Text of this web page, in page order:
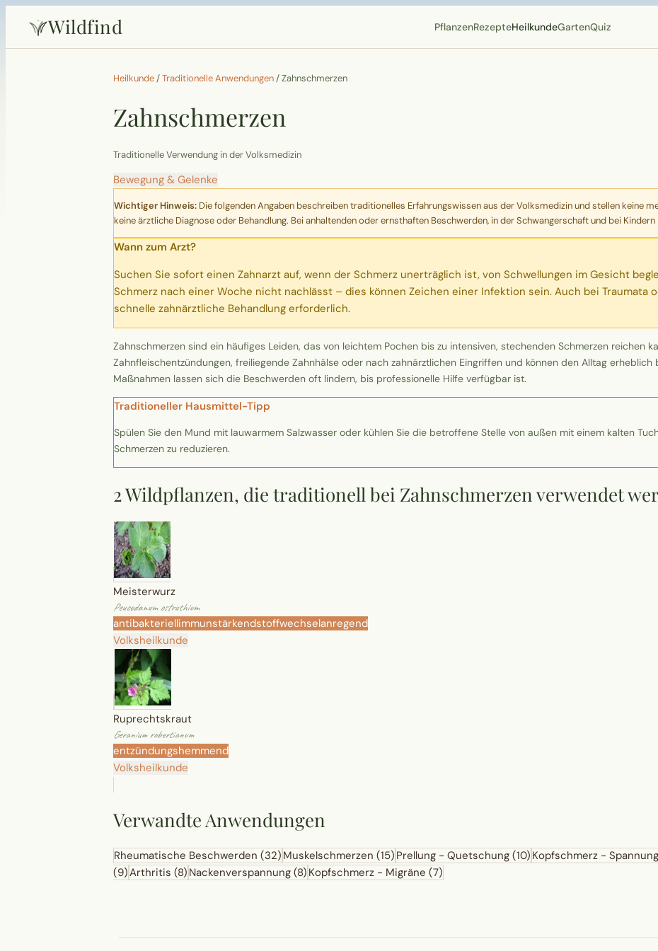
Wildfind PflanzenRezepteHeilkundeGartenQuiz
Heilkunde /Traditionelle Anwendungen /Zahnschmerzen
Zahnschmerzen
Traditionelle Verwendung in der Volksmedizin
Bewegung & Gelenke
Wichtiger Hinweis: Die folgenden Angaben beschreiben traditionelles Erfahrungswissen aus der Volksmedizin und stellen keine
keine ärztliche Diagnose oder Behandlung. Bei anhaltenden oder ernsthaften Beschwerden, in der Schwangerschaft und bei
Wann zum Arzt?
Suchen Sie sofort einen Zahnarzt auf, wenn der Schmerz unerträglich ist, von Schwellungen im Gesicht
Schmerz nach einer Woche nicht nachlässt – dies können Zeichen einer Infektion sein. Auch bei Traumata
schnelle zahnärztliche Behandlung erforderlich.
Zahnschmerzen sind ein häufiges Leiden, das von leichtem Pochen bis zu intensiven, stechenden Schmerzen reichen
Zahnfleischentzündungen, freiliegende Zahnhälse oder nach zahnärztlichen Eingriffen und können den Alltag
Maßnahmen lassen sich die Beschwerden oft lindern, bis professionelle Hilfe verfügbar ist.
Traditioneller Hausmittel-Tipp
Spülen Sie den Mund mit lauwarmem Salzwasser oder kühlen Sie die betroffene Stelle von außen mit einem kalten
Schmerzen zu reduzieren.
2 Wildpflanzen, die traditionell bei Zahnschmerzen verwendet
Meisterwurz
Peucedanum ostruthium
antibakteriellimmunstärkendstoffwechselanregend
Volksheilkunde
Ruprechtskraut
Geranium robertianum
entzündungshemmend
Volksheilkunde
Verwandte Anwendungen
Rheumatische Beschwerden (32) Muskelschmerzen (15) Prellung - Quetschung (10) Kopfschmerz -
(9)Arthritis (8) Nackenverspannung (8) Kopfschmerz - Migräne (7)